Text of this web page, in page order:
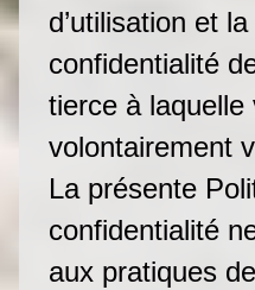
d’utilisation et
confidentialité
tierce à laquelle
volontairement
La présente
confidentialité
aux pratiques